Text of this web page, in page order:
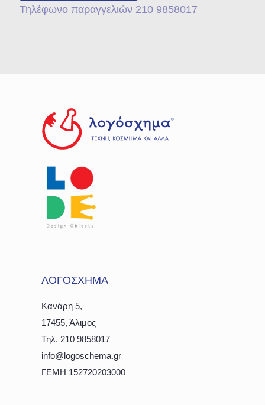
Τηλέφωνο παραγγελιών 210 9858017
ΛΟΓΟΣΧΗΜΑ
Κανάρη 5,
17455, Άλιμος
Τηλ. 210 9858017
info@logoschema.gr
ΓΕΜΗ 152720203000